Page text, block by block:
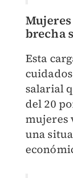
brecha
Esta
salarial
del 20
mujeres
una